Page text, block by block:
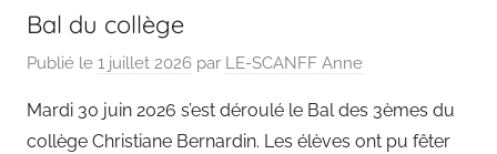
Bal du collège
Publié le 1 juillet 2026 par LE-SCANFF Anne
Mardi 30 juin 2026 s’est déroulé le Bal des 3èmes du
collège Christiane Bernardin. Les élèves ont pu fêter